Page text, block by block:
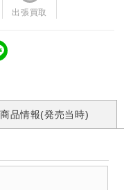
出張買取
商品情報(発売当時)